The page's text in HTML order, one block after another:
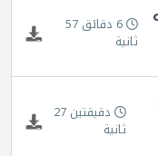
6 دقائق 57
ثانية
دقيقتين 27
ثانية